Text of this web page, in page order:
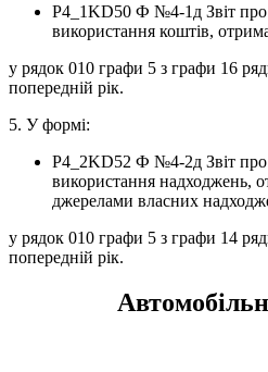
P4_1KD50 Ф №4-1д Звіт про
використання коштів,
у рядок 010 графи 5 з графи 16
попередній рік.
5. У формі:
P4_2KD52 Ф №4-2д Звіт про
використання надходжень,
джерелами власних
у рядок 010 графи 5 з графи 14
попередній рік.